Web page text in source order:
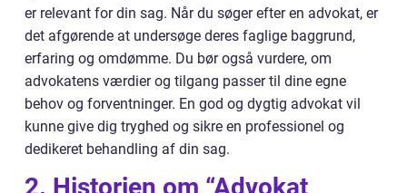
er relevant for din sag. Når du søger efter en advokat, er
det afgørende at undersøge deres faglige baggrund,
erfaring og omdømme. Du bør også vurdere, om
advokatens værdier og tilgang passer til dine egne
behov og forventninger. En god og dygtig advokat vil
kunne give dig tryghed og sikre en professionel og
dedikeret behandling af din sag.